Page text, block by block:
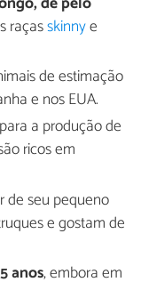
raçasskinnye
de estimação
e nos EUA.
a produção de
ricos em
de seu pequeno
e gostam de
anos, embora em